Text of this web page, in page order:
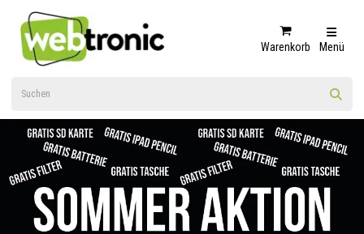
Warenkorb Menü